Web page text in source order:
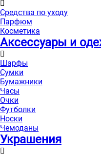
Средства по уходу
Парфюм
Косметика
Аксессуары и
Шарфы
Сумки
Бумажники
Часы
Очки
Футболки
Носки
Чемоданы
Украшения